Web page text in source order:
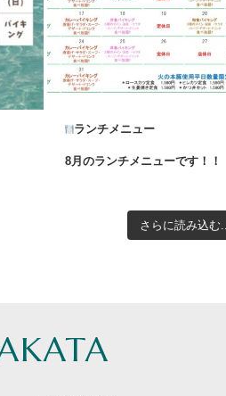
ランチメニュー
8月のランチメニューです！！
さらに読み込む...